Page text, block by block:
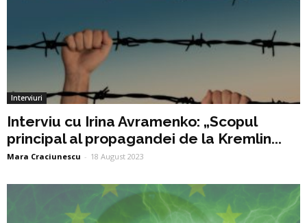
Interviuri
Interviu cu Irina Avramenko: „Scopul
principal al propagandei de la Kremlin...
Mara Craciunescu - 18 August 2023